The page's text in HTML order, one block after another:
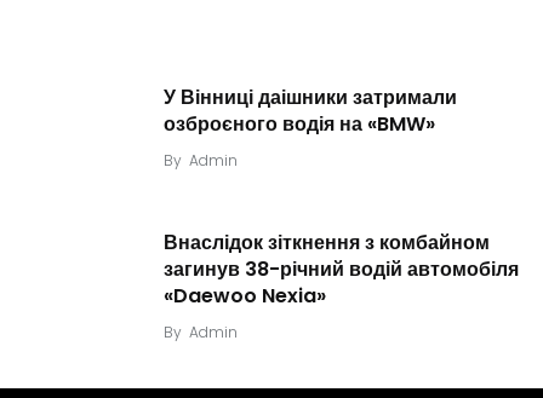
У Вінниці даішники затримали
озброєного водія на «BMW»
By Admin
Внаслідок зіткнення з комбайном
загинув 38-річний водій автомобіля
«Daewoo Nexia»
By Admin